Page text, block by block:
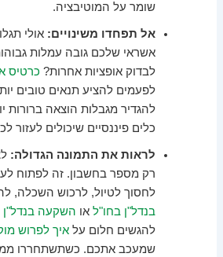
שומר על המוטיבציה.
אל תפחדו משינויים: אולי
אשראי שלכם גובה עמלות
לבדוק אופציות אחרות? כרטיס
לפעמים להציע תנאים טובים
להגדיר מגבלות הוצאה ברורות
כלים פיננסיים שיכולים לעזור
לראות את התמונה הגדולה:
רק מספר בחשבון. זה לפתוח
לחסוך לטיול, לרכוש השכלה,
בנדל"ן בחו"ל או השקעה בנדל"ן
להגשים חלום עלאיך לפרוש
שמעכב אתכם. כשתשתחררו